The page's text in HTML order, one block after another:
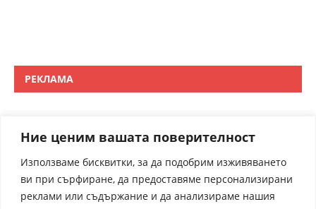
Ние ценим вашата поверителност
Използваме бисквитки, за да подобрим изживяването
ви при сърфиране, да предоставяме персонализирани
реклами или съдържание и да анализираме нашия
РЕКЛАМА